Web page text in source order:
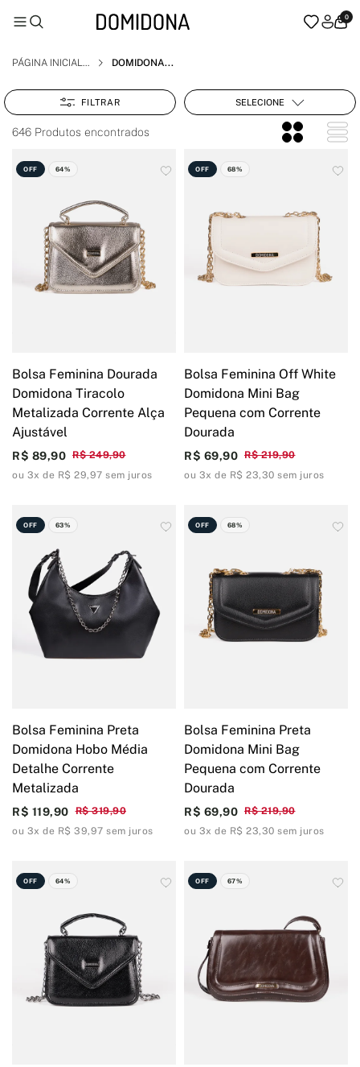
0
PÁGINA INICIAL DOMIDONA
FILTRAR SELECIONE
646 Produtos encontrados
OFF 64%
Bolsa Feminina Dourada
Domidona Tiracolo
Metalizada Corrente Alça
Ajustável
R$ 249,90
R$ 89,90
ou 3x de R$ 29,97 sem juros
OFF 68%
Bolsa Feminina Off White
Domidona Mini Bag
Pequena com Corrente
Dourada
R$ 219,90
R$ 69,90
ou 3x de R$ 23,30 sem juros
OFF 63%
Bolsa Feminina Preta
Domidona Hobo Média
Detalhe Corrente
Metalizada
R$ 319,90
R$ 119,90
ou 3x de R$ 39,97 sem juros
OFF 68%
Bolsa Feminina Preta
Domidona Mini Bag
Pequena com Corrente
Dourada
R$ 219,90
R$ 69,90
ou 3x de R$ 23,30 sem juros
OFF 64% OFF 67%